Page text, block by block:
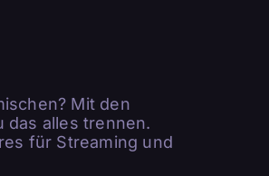
Mit den
das alles trennen.
für Streaming und